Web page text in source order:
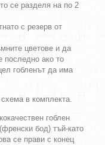
се разделя на по 2
с резерв от
цветове и да
последно ако то
гобленът да има
в комплекта.
гоблен
бод) тъй-като
се прави с конец